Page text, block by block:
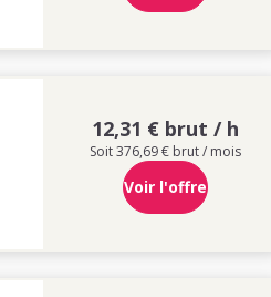
12,31 € brut / h
Soit 376,69 € brut / mois
Voir l'offre